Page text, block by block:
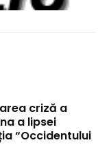
criză a
a lipsei
“Occidentului